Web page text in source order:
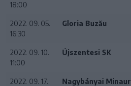
18:00
2022. 09. 05.
16:30
Gloria Buzău
2022. 09. 10.
11:00
Újszentesi SK
2022. 09. 17.
Nagybányai Minaur